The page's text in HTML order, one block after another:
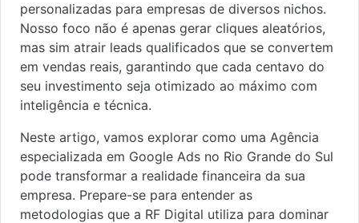
personalizadas para empresas de diversos nichos.
Nosso foco não é apenas gerar cliques aleatórios,
mas sim atrair leads qualificados que se convertem
em vendas reais, garantindo que cada centavo do
seu investimento seja otimizado ao máximo com
inteligência e técnica.
Neste artigo, vamos explorar como uma Agência
especializada em Google Ads no Rio Grande do Sul
pode transformar a realidade financeira da sua
empresa. Prepare-se para entender as
metodologias que a RF Digital utiliza para dominar